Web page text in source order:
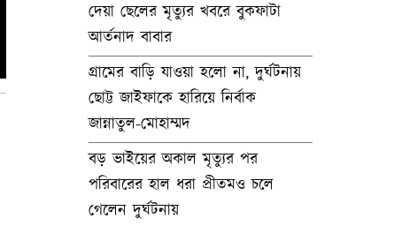
দেয়া ছেলের মৃত্যুর খবরে বুকফাটা
আর্তনাদ বাবার
গ্রামের বাড়ি যাওয়া হলো না, দুর্ঘটনায়
ছোট্ট জাইফাকে হারিয়ে নির্বাক
জান্নাতুল-মোহাম্মদ
বড় ভাইয়ের অকাল মৃত্যুর পর
পরিবারের হাল ধরা প্রীতমও চলে
গেলেন দুর্ঘটনায়